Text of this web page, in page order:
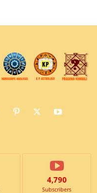
4,790
Subscribers